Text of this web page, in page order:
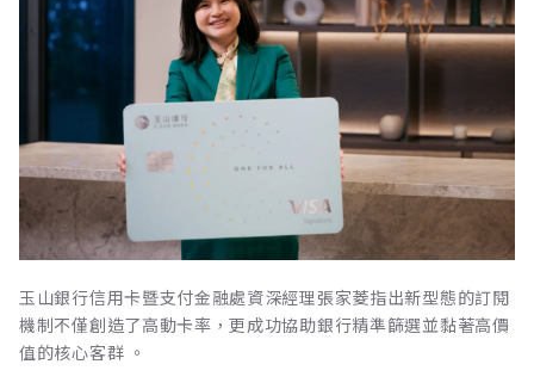
玉山銀行信用卡暨支付金融處資深經理張家菱指出新型態的訂閱
機制不僅創造了高動卡率，更成功協助銀行精準篩選並黏著高價
值的核心客群 。